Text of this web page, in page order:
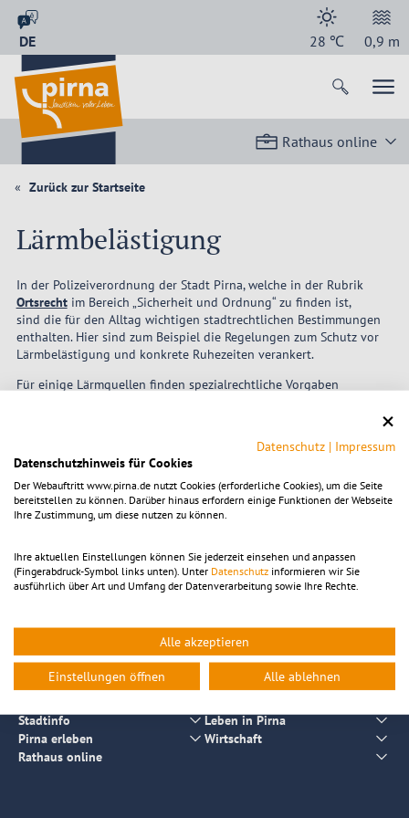
DE 28 ℃ 0,9 m
Rathaus online
Zurück zur Startseite
Lärmbelästigung
In der Polizeiverordnung der Stadt Pirna, welche in der Rubrik
Ortsrechtim Bereich „Sicherheit und Ordnung“ zu finden ist,
sind die für den Alltag wichtigen stadtrechtlichen Bestimmungen
enthalten. Hier sind zum Beispiel die Regelungen zum Schutz vor
Lärmbelästigung und konkrete Ruhezeiten verankert.
Für einige Lärmquellen finden spezialrechtliche Vorgaben
Baustellen
Sport- und Freizeitanlagen
Veranstaltungsstätten
Gartengeräte, Maschinen, Wärmepumpen
Einrichtungen (z.B. Kindertageseinrichtungen)
der Grünflächensatzung in der RubrikOrtsrechtunter „Naturschutz
und Landschaftspflege“ zu finden.
Stadtinfo
Leben in Pirna
Pirna erleben
Wirtschaft
Rathaus online
Datenschutz | Impressum
Datenschutzhinweis für Cookies
Der Webauftritt www.pirna.de nutzt Cookies (erforderliche Cookies), um die Seite
bereitstellen zu können. Darüber hinaus erfordern einige Funktionen der Webseite
Ihre Zustimmung, um diese nutzen zu können.
Ihre aktuellen Einstellungen können Sie jederzeit einsehen und anpassen
(Fingerabdruck-Symbol links unten). Unter Datenschutz informieren wir Sie
ausführlich über Art und Umfang der Datenverarbeitung sowie Ihre Rechte.
Alle akzeptieren
Einstellungen öffnen Alle ablehnen